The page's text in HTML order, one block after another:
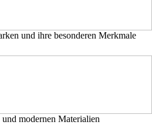
und ihre besonderen Merkmale
und modernen Materialien